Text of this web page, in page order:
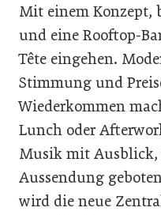
Mit einem Konzept,
und eine Rooftop-
Tête eingehen.
Stimmung und
Wiederkommen
Lunch oder
Musik mit
Aussendung
wird die neue